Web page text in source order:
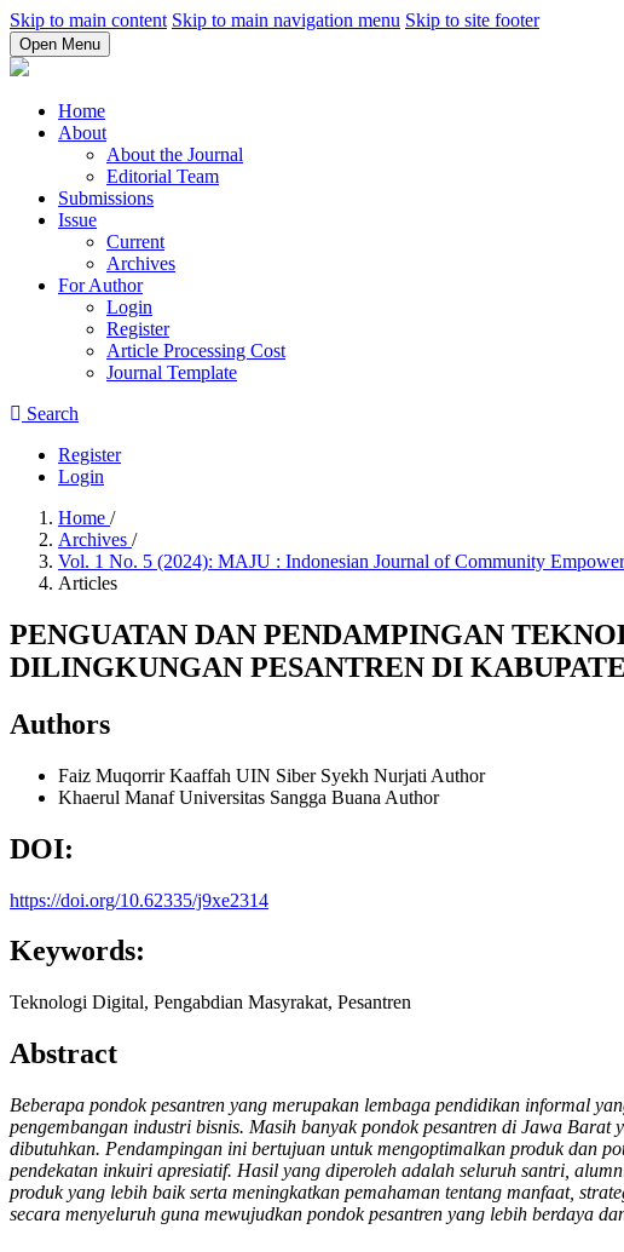
Skip to main content Skip to main navigation menu Skip to site footer
Open Menu
Home
About
About the Journal
Editorial Team
Submissions
Issue
Current
Archives
For Author
Login
Register
Article Processing Cost
Journal Template
Search
Register
Login
Home /
Archives /
Vol. 1 No. 5 (2024): MAJU : Indonesian Journal of Community
Articles
PENGUATAN DAN PENDAMPINGAN
DILINGKUNGAN PESANTREN DI
Authors
Faiz Muqorrir Kaaffah UIN Siber Syekh Nurjati Author
Khaerul ManafUniversitas Sangga Buana Author
DOI:
https://doi.org/10.62335/j9xe2314
Keywords:
Teknologi Digital, Pengabdian Masyrakat, Pesantren
Abstract
Beberapa pondok pesantren yang merupakan lembaga pendidikan informal
pengembangan industri bisnis. Masih banyak pondok pesantren di Jawa
dibutuhkan. Pendampingan ini bertujuan untuk mengoptimalkan produk dan
pendekatan inkuiri apresiatif. Hasil yang diperoleh adalah seluruh santri,
produk yang lebih baik serta meningkatkan pemahaman tentang manfaat,
secara menyeluruh guna mewujudkan pondok pesantren yang lebih berdaya